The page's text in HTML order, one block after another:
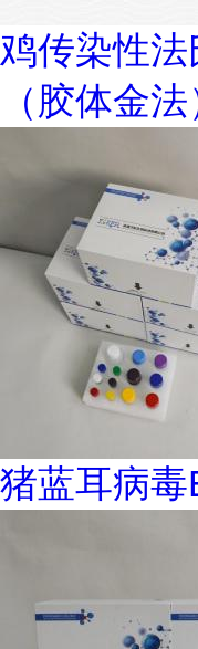
鸡传染性
（胶体金法
猪蓝耳病